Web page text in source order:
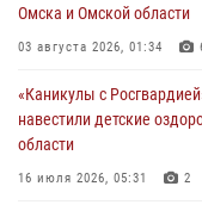
Росгвардейцы приняли
Руси в Омске
При содействии
миграционного
27 июля 2026, 07:54
Омска и Омской области
03 августа 2026, 01:34
«Каникулы с
навестили детские
области
16 июля 2026, 05:31 2